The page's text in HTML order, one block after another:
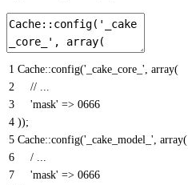
1
2
3
4
5
6
7
Cache::config('_cake_core_' array(
// ...
'mask' => 0666
));
Cache::config('_cake_model_' array(
/
'mask' => 0666